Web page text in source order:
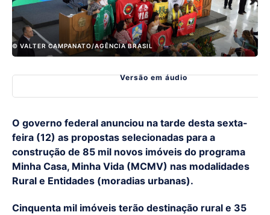
© VALTER CAMPANATO/AGÊNCIA BRASIL
Versão em áudio
O governo federal anunciou na tarde desta sexta-
feira (12) as propostas selecionadas para a
construção de 85 mil novos imóveis do programa
Minha Casa, Minha Vida (MCMV) nas modalidades
Rural e Entidades (moradias urbanas).
Cinquenta mil imóveis terão destinação rural e 35